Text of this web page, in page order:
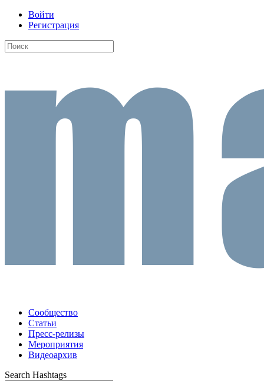
Войти
Регистрация
Сообщество
Статьи
Пресс-релизы
Мероприятия
Видеоархив
Search Hashtags